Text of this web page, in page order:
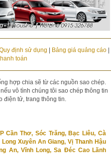
định sử dụng Bảng giá quảng cáo|
toán
hợp chia sẽ từ các nguồn sao chép.
vô tình chúng tôi sao chép thông tin
điện tử, trang thông tin.
Cần Thơ, Sóc Trăng, Bạc Liêu, Cà
Xuyên An Giang, Vị Thanh Hậu
An, Vĩnh Long, Sa Đéc Cao Lãnh